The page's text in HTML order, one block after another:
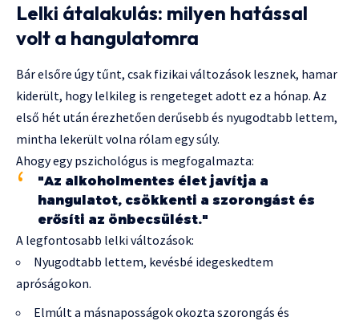
Lelki átalakulás: milyen hatással
volt a hangulatomra
Bár elsőre úgy tűnt, csak fizikai változások lesznek, hamar
kiderült, hogy lelkileg is rengeteget adott ez a hónap. Az
első hét után érezhetően derűsebb és nyugodtabb lettem,
mintha lekerült volna rólam egy súly.
Ahogy egy pszichológus is megfogalmazta:
"Az alkoholmentes élet javítja a
hangulatot, csökkenti a szorongást és
erősíti az önbecsülést."
A legfontosabb lelki változások:
Nyugodtabb lettem, kevésbé idegeskedtem
apróságokon.
Elmúlt a másnaposságok okozta szorongás és